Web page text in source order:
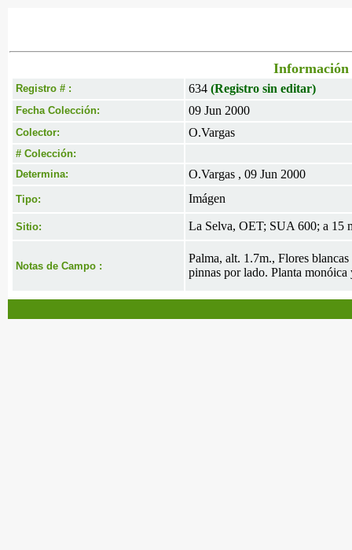
Información
Registro # : 634 (Registro sin editar)
Fecha Colección: 09 Jun 2000
Colector: O.Vargas
# Colección:
Determina:
O.Vargas , 09 Jun 2000
Tipo: Imágen
Sitio: La Selva, OET; SUA 600; a 15
Notas de Campo :
Palma, alt. 1.7m., Flores
pinnas por lado. Planta monóica